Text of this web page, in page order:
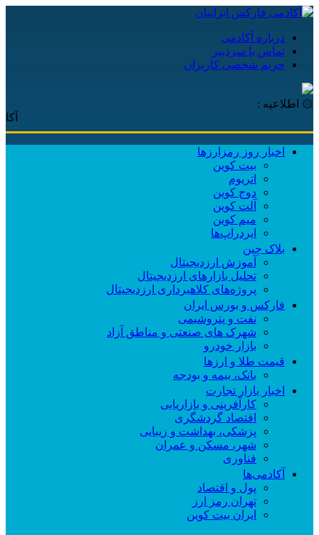
درباره آکادمی
تماس با سردبیر
حریم شخصی کاربران
۞ اطلاعیه :
آکادمی
اخبار روز رمزارزها
بیت کوین
اتریوم
دوج کوین
آلت کوین
میم کوین‌
ایردراپ‌ها
بلاک چین
آموزش ارزدیجیتال
تحلیل بازارهای ارزدیجیتال
پروژه‌های کلاهبرداری ارزدیجیتال
فارکس و بورس ایران
نفت و پتروشیمی
شهرک های صنعتی و مناطق آزاد
بازار خودرو
قیمت طلا و ارزها
بانک، بیمه و بودجه
اخبار بازار تجارت
کارآفرینی و بازاریابی
اقتصاد گردشگری
پزشکی، بهداشت و زیبایی
شهر، مسکن و عمران
فناوری
آکادمی‌ها
پول و اقتصاد
تهران رمز ارز
ایران بیت کوین